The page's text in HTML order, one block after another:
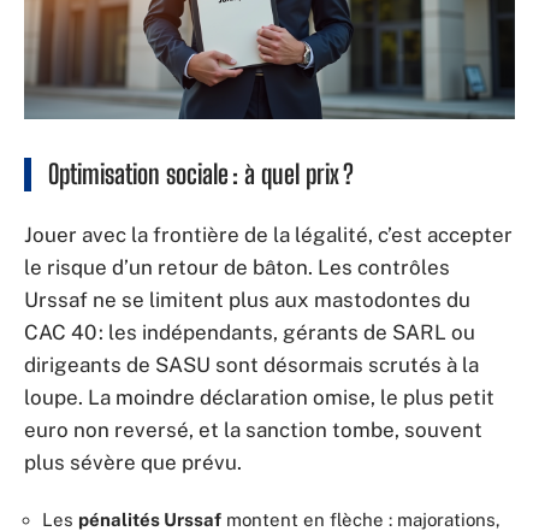
Optimisation sociale : à quel prix ?
Jouer avec la frontière de la légalité, c’est accepter
le risque d’un retour de bâton. Les contrôles
Urssaf ne se limitent plus aux mastodontes du
CAC 40 : les indépendants, gérants de SARL ou
dirigeants de SASU sont désormais scrutés à la
loupe. La moindre déclaration omise, le plus petit
euro non reversé, et la sanction tombe, souvent
plus sévère que prévu.
Les pénalités Urssaf montent en flèche : majorations,